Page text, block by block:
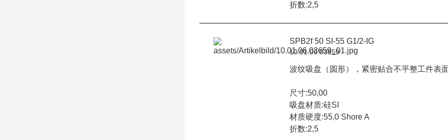
折数:2,5
SPB2f 50 SI-55 G1/2-IG
10.01.06.03659
波纹吸盘（圆形），紧密贴合不平整工件表
尺寸:50,00
吸盘材质:硅SI
材质硬度:55,0 Shore A
折数:2,5